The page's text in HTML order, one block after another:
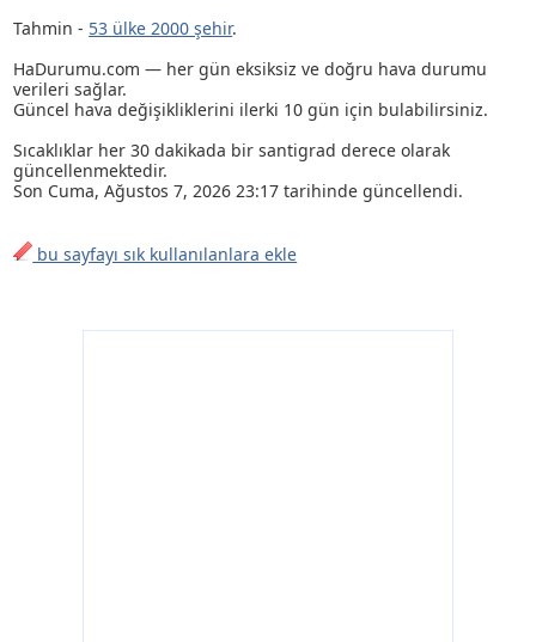
Tahmin - 53 ülke 2000 şehir.
HaDurumu.com — her gün eksiksiz ve doğru hava durumu
verileri sağlar.
Güncel hava değişikliklerini ilerki 10 gün için bulabilirsiniz.
Sıcaklıklar her 30 dakikada bir santigrad derece olarak
güncellenmektedir.
Son Cuma, Ağustos 7, 2026 23:17 tarihinde güncellendi.
bu sayfayı sık kullanılanlara ekle